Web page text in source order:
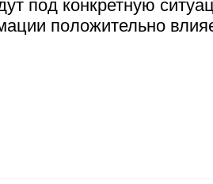
под конкретную
положительно